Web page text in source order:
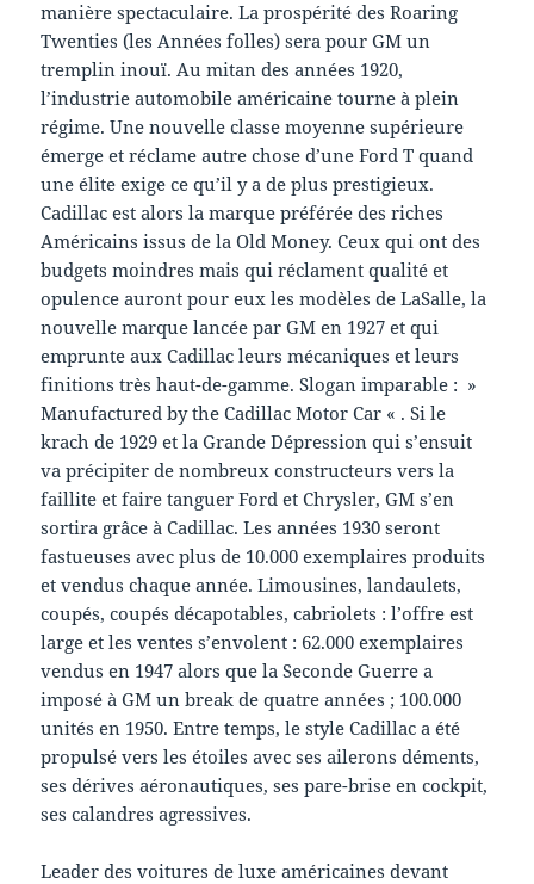
manière spectaculaire. La prospérité des Roaring
Twenties (les Années folles) sera pour GM un
tremplin inouï. Au mitan des années 1920,
l’industrie automobile américaine tourne à plein
régime. Une nouvelle classe moyenne supérieure
émerge et réclame autre chose d’une Ford T quand
une élite exige ce qu’il y a de plus prestigieux.
Cadillac est alors la marque préférée des riches
Américains issus de la Old Money. Ceux qui ont des
budgets moindres mais qui réclament qualité et
opulence auront pour eux les modèles de LaSalle, la
nouvelle marque lancée par GM en 1927 et qui
emprunte aux Cadillac leurs mécaniques et leurs
finitions très haut-de-gamme. Slogan imparable : »
Manufactured by the Cadillac Motor Car « . Si le
krach de 1929 et la Grande Dépression qui s’ensuit
va précipiter de nombreux constructeurs vers la
faillite et faire tanguer Ford et Chrysler, GM s’en
sortira grâce à Cadillac. Les années 1930 seront
fastueuses avec plus de 10.000 exemplaires produits
et vendus chaque année. Limousines, landaulets,
coupés, coupés décapotables, cabriolets : l’offre est
large et les ventes s’envolent : 62.000 exemplaires
vendus en 1947 alors que la Seconde Guerre a
imposé à GM un break de quatre années ; 100.000
unités en 1950. Entre temps, le style Cadillac a été
propulsé vers les étoiles avec ses ailerons déments,
ses dérives aéronautiques, ses pare-brise en cockpit,
ses calandres agressives.
Leader des voitures de luxe américaines devant